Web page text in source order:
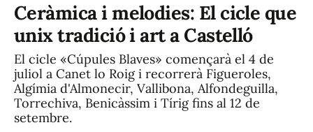
Ceràmica i melodies: El cicle que
unix tradició i art a Castelló
El cicle «Cúpules Blaves» començarà el 4 de
juliol a Canet lo Roig i recorrerà Figueroles,
Algímia d'Almonecir, Vallibona, Alfondeguilla,
Torrechiva, Benicàssim i Tírig fins al 12 de
setembre.